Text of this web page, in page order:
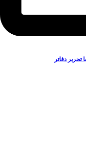
تحریر دفاتر